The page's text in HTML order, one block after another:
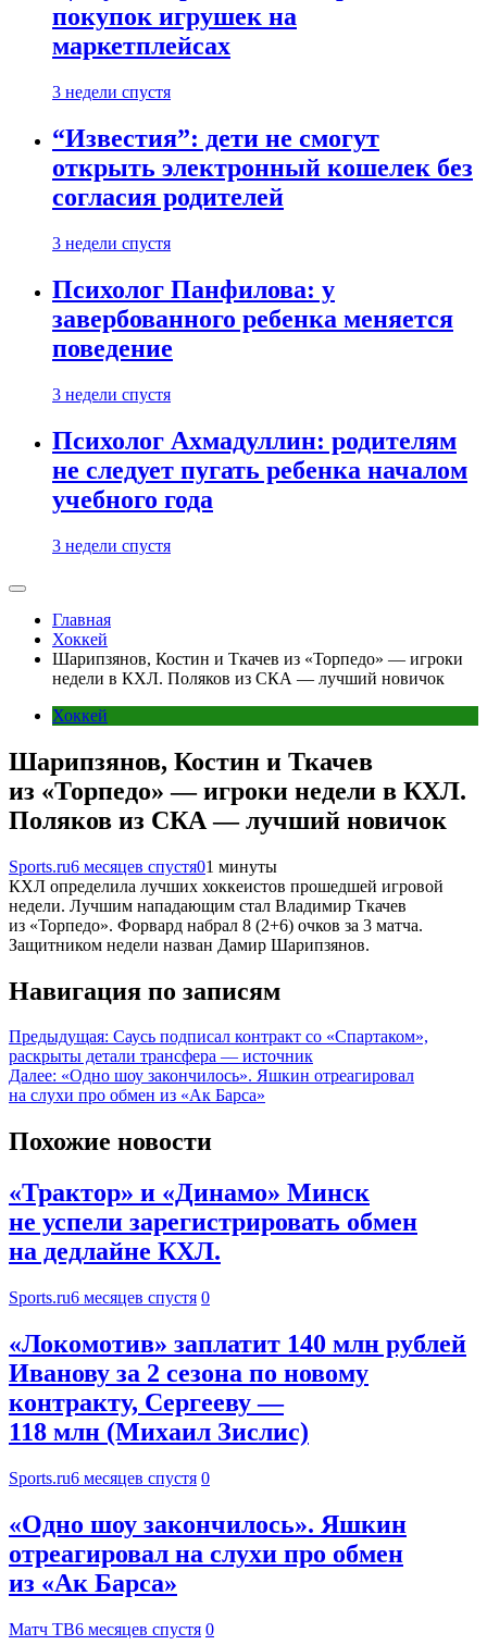
покупок игрушек на
маркетплейсах
3 недели спустя
“Известия”: дети не смогут
открыть электронный кошелек без
согласия родителей
3 недели спустя
Психолог Панфилова: у
завербованного ребенка меняется
поведение
3 недели спустя
Психолог Ахмадуллин: родителям
не следует пугать ребенка началом
учебного года
3 недели спустя
Главная
Хоккей
Шарипзянов, Костин и Ткачев из «Торпедо» — игроки
недели в КХЛ. Поляков из СКА — лучший новичок
Хоккей
Шарипзянов, Костин и Ткачев
из «Торпедо» — игроки недели в КХЛ.
Поляков из СКА — лучший новичок
Sports.ru6 месяцев спустя01 минуты
КХЛ определила лучших хоккеистов прошедшей игровой
недели. Лучшим нападающим стал Владимир Ткачев
из «Торпедо». Форвард набрал 8 (2+6) очков за 3 матча.
Защитником недели назван Дамир Шарипзянов.
Навигация по записям
Предыдущая: Саусь подписал контракт со «Спартаком»,
раскрыты детали трансфера — источник
Далее: «Одно шоу закончилось». Яшкин отреагировал
на слухи про обмен из «Ак Барса»
Похожие новости
«Трактор» и «Динамо» Минск
не успели зарегистрировать обмен
на дедлайне КХЛ.
Sports.ru6 месяцев спустя 0
«Локомотив» заплатит 140 млн рублей
Иванову за 2 сезона по новому
контракту, Сергееву —
118 млн (Михаил Зислис)
Sports.ru6 месяцев спустя 0
«Одно шоу закончилось». Яшкин
отреагировал на слухи про обмен
из «Ак Барса»
Матч ТВ6 месяцев спустя 0